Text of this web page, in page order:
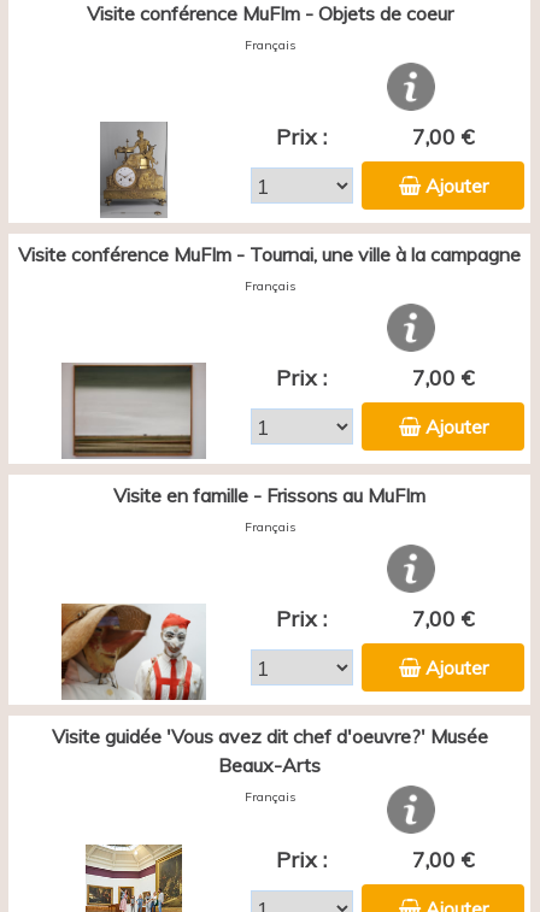
Visite conférence MuFIm - Objets de coeur
Français
Prix : 7,00 €
Ajouter
Visite conférence MuFIm - Tournai, une ville à la campagne
Français
Prix : 7,00 €
Ajouter
Visite en famille - Frissons au MuFIm
Français
Prix : 7,00 €
Ajouter
Visite guidée 'Vous avez dit chef d'oeuvre?' Musée
Beaux-Arts
Français
Prix : 7,00 €